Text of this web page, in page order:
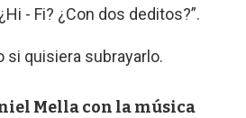
- Fi? ¿Con dos deditos?”.
si quisiera subrayarlo.
Mella con la música